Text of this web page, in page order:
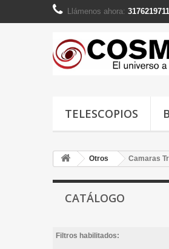
Llámenos ahora: 3176219711
TELESCOPIOS
Otros Camaras
CATÁLOGO
Filtros habilitados: